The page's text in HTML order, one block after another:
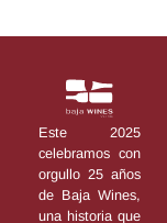
Este 2025
celebramos con
orgullo 25 años
de Baja Wines,
una historia que